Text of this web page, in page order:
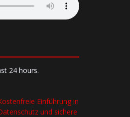
24 hours.
Einführung in
und sichere